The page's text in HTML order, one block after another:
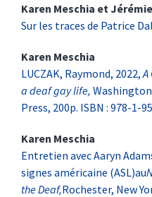
Karen Meschia et Jérémie
Sur les traces de Patrice
Karen Meschia
LUCZAK, Raymond, 2022,A
a deaf gay life,
Press, 200p. ISBN : 978-1-
Karen Meschia
Entretien avec Aaryn
signes américaine (ASL)au
the Deaf,Rochester, New